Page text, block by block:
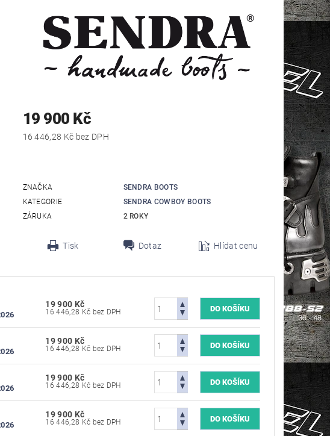
19 900 Kč
16 446,28 Kč bez DPH
ZNAČKA
SENDRA BOOTS
KATEGORIE
SENDRA COWBOY BOOTS
ZÁRUKA
2 ROKY
Tisk Dotaz Hlídat cenu
19 900 Kč
16 446,28 Kč bez DPH
19 900 Kč
16 446,28 Kč bez DPH
19 900 Kč
16 446,28 Kč bez DPH
19 900 Kč
16 446,28 Kč bez DPH